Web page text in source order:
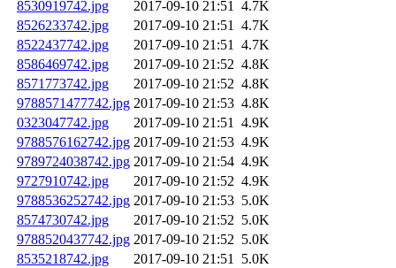
8530919742.jpg
2017-09-10 21:51 4.7K
8526233742.jpg
2017-09-10 21:51 4.7K
8522437742.jpg
2017-09-10 21:51 4.7K
8586469742.jpg
2017-09-10 21:52 4.8K
8571773742.jpg
2017-09-10 21:52 4.8K
9788571477742.jpg 2017-09-10 21:53 4.8K
0323047742.jpg
2017-09-10 21:51 4.9K
9788576162742.jpg 2017-09-10 21:53 4.9K
9789724038742.jpg 2017-09-10 21:54 4.9K
9727910742.jpg
2017-09-10 21:52 4.9K
9788536252742.jpg 2017-09-10 21:53 5.0K
8574730742.jpg
2017-09-10 21:52 5.0K
9788520437742.jpg 2017-09-10 21:52 5.0K
8535218742.jpg
2017-09-10 21:51 5.0K